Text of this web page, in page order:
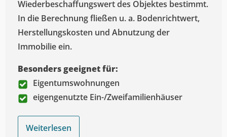
Wiederbeschaffungswert des Objektes bestimmt.
In die Berechnung fließen u. a. Bodenrichtwert,
Herstellungskosten und Abnutzung der
Immobilie ein.
Besonders geeignet für:
Eigentumswohnungen
eigengenutzte Ein-/Zweifamilienhäuser
Weiterlesen